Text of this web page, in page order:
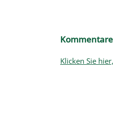
Kommentare
Klicken Sie